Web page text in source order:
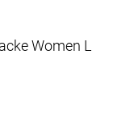
Women L